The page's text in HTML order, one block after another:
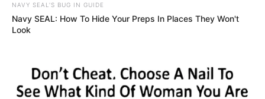
százalékon áll.
2,4 millió nyugdíjas nem a korábbi évtizedekben
megtakarított pénzből kapja a nyugdíját, hanem a
NAVY SEAL'S BUG IN GUIDE
Navy SEAL: How To Hide Your Preps In Places They Won't
Look